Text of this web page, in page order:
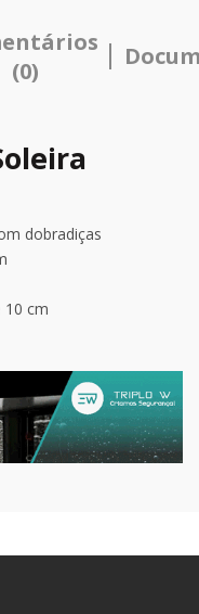
(0)
dobradiças
10 cm